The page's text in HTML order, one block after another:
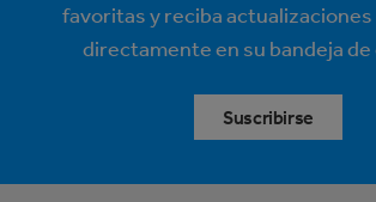
favoritas y reciba
directamente en su bandeja
Suscribirse